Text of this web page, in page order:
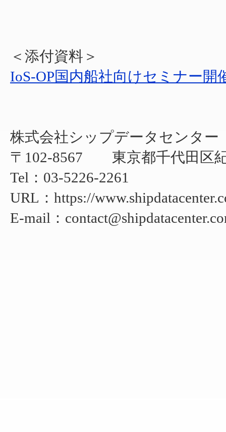
＜添付資料＞
IoS-OP国内船社向けセミナー開
株式会社シップデータセンター
〒102-8567 東京都千代田区
Tel：03-5226-2261
URL：https://
E-mail：